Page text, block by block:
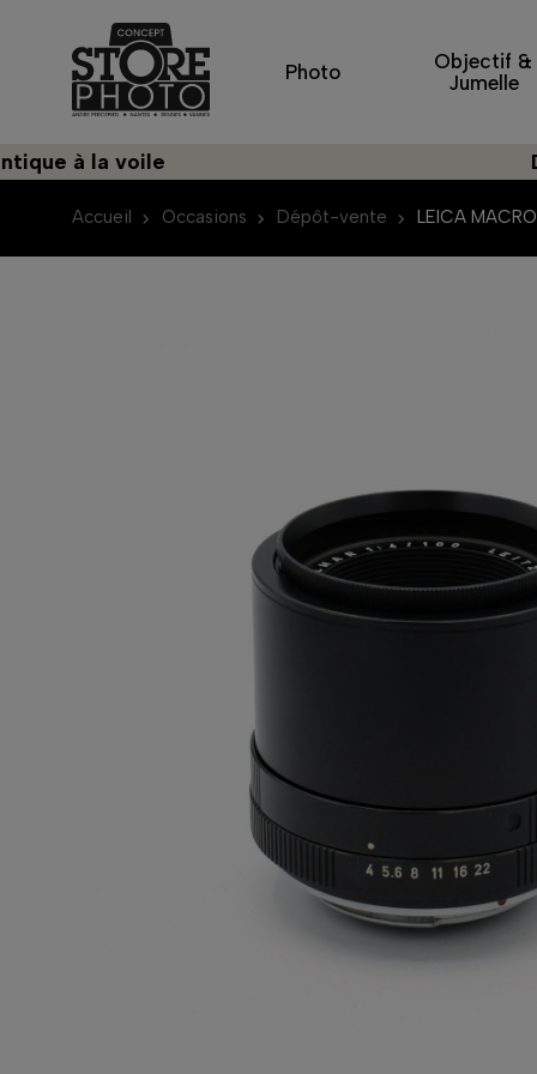
Photo
Objectif &
Jumelle
à la voile
Accueil Occasions Dépôt-vente LEICA